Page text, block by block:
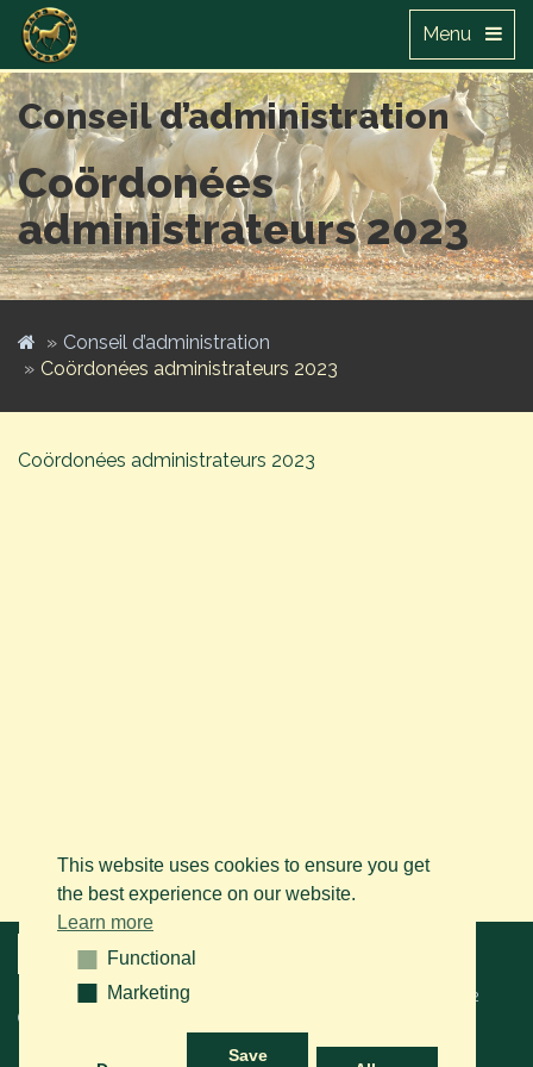
Menu
Conseil d’administration
Coördonées
administrateurs 2023
Conseil d’administration
Coördonées administrateurs 2023
Coördonées administrateurs 2023
Menu
© 2026 BAPS vzw. Tous droits réservés. Contactez-nous sur le
+32
(0)14 61 76 09
This website uses cookies to ensure you get
the best experience on our website.
Learn more
Functional
Functional
MarketingMarketing
Save